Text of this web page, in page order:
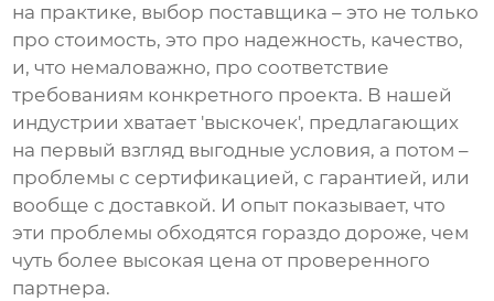
на практике, выбор поставщика – это не только
про стоимость, это про надежность, качество,
и, что немаловажно, про соответствие
требованиям конкретного проекта. В нашей
индустрии хватает 'выскочек', предлагающих
на первый взгляд выгодные условия, а потом –
проблемы с сертификацией, с гарантией, или
вообще с доставкой. И опыт показывает, что
эти проблемы обходятся гораздо дороже, чем
чуть более высокая цена от проверенного
партнера.